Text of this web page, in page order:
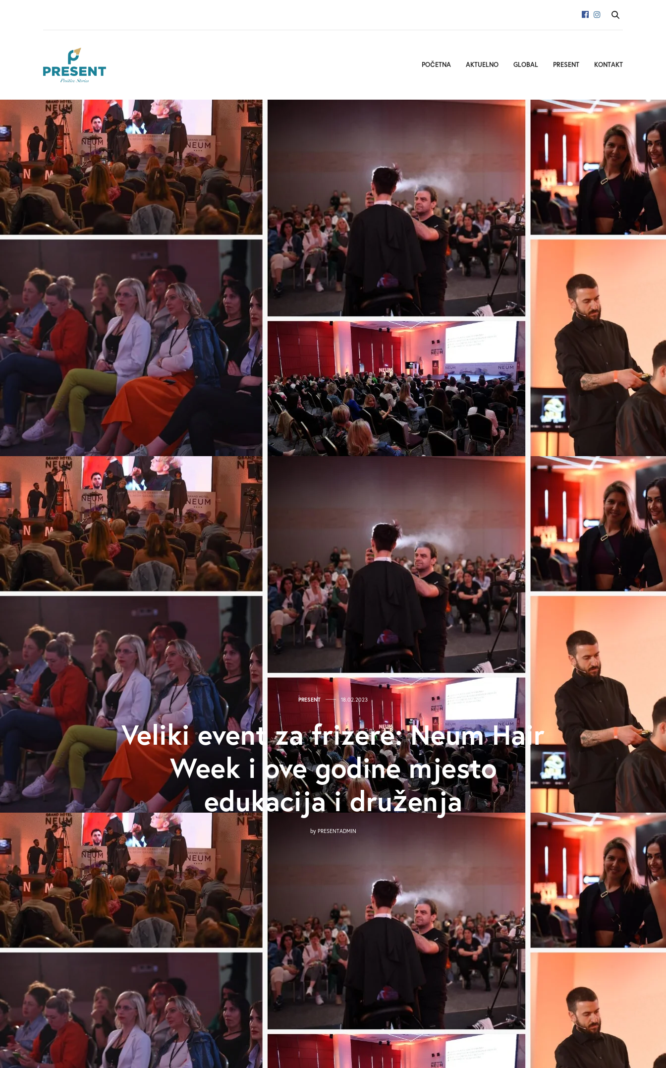
POČETNA AKTUELNO GLOBAL PRESENT KONTAKT
PRESENT 18.02.2023
Veliki event za frizere: Neum Hair
Week i ove godine mjesto
edukacija i druženja
by PRESENTADMIN